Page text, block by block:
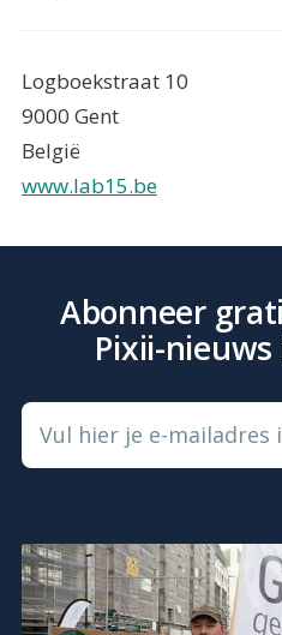
Logboekstraat 10
9000 Gent
België
www.lab15.be
Abonneer
Pixii-
Vul hier je e-mailadres